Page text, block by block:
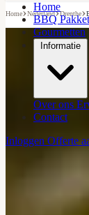
Home
BBQ
Gourmetten
Informatie
Over ons
Contact
Inloggen Offerte
Home›Nederland›Drenthe›